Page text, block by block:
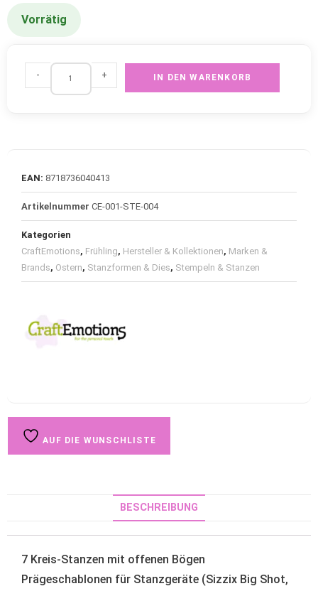
Vorrätig
- + IN DEN WARENKORB
EAN: 8718736040413
Artikelnummer CE-001-STE-004
Kategorien
CraftEmotions, Frühling, Hersteller & Kollektionen, Marken &
Brands, Ostern, Stanzformen & Dies, Stempeln & Stanzen
AUF DIE WUNSCHLISTE
BESCHREIBUNG
7 Kreis-Stanzen mit offenen Bögen
Prägeschablonen für Stanzgeräte (Sizzix Big Shot,